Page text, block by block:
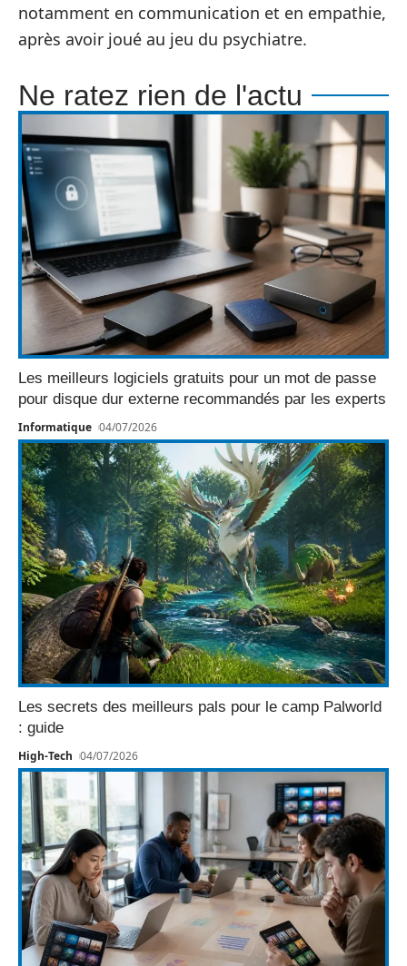
notamment en communication et en empathie,
après avoir joué au jeu du psychiatre.
Ne ratez rien de l'actu
Les meilleurs logiciels gratuits pour un mot de passe
pour disque dur externe recommandés par les experts
Informatique 04/07/2026
Les secrets des meilleurs pals pour le camp Palworld
: guide
High-Tech 04/07/2026